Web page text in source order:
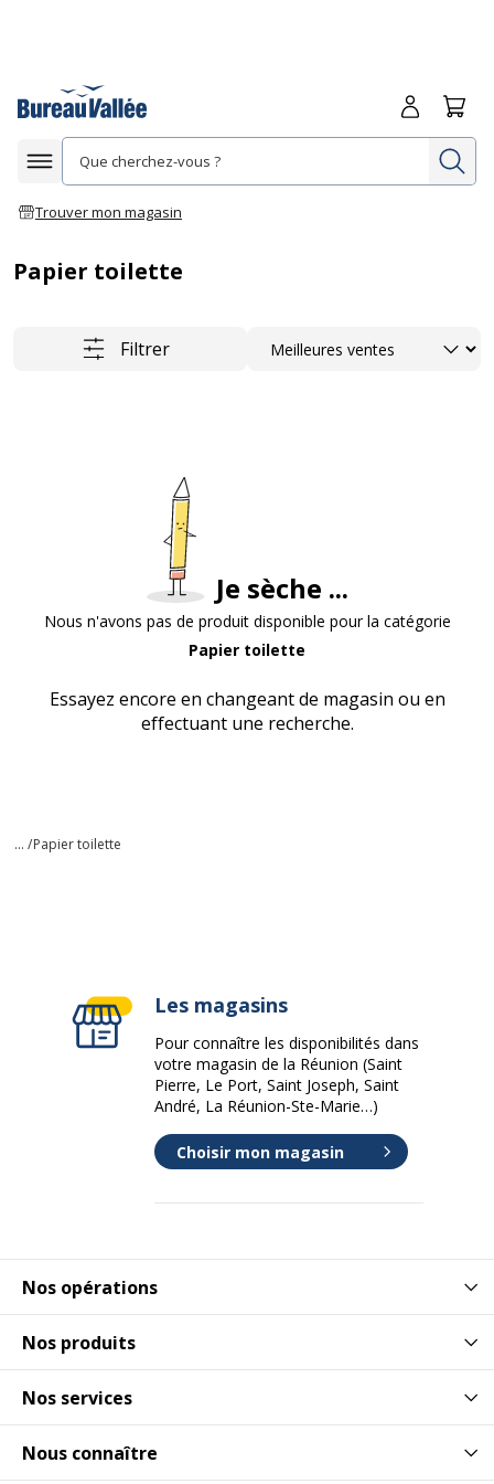
Afficher la navigation
Trouver mon magasin
Me
Papier toilette
Filtrer Trier
Je sèche ...
Nous n'avons pas de produit disponible pour la catégorie
Papier toilette
Essayez encore en changeant de magasin ou en
effectuant une recherche.
... /Papier toilette
Nos opérations
Nos produits
Nos services
Nous connaître
Les magasins
Pour connaître les disponibilités dans
votre magasin de la Réunion (Saint
Pierre, Le Port, Saint Joseph, Saint
André, La Réunion-Ste-Marie…)
Choisir mon magasin